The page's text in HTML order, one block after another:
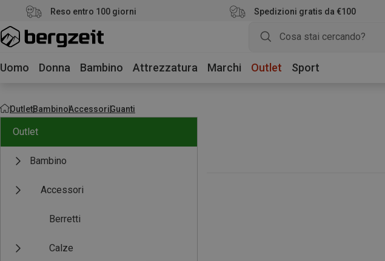
Reso entro 100 giorni Spedizioni gratis da €100
Uomo Donna Bambino Attrezzatura Marchi Outlet Sport
OutletBambinoAccessoriGuanti
Outlet
Bambino
Accessori
Berretti
Calze